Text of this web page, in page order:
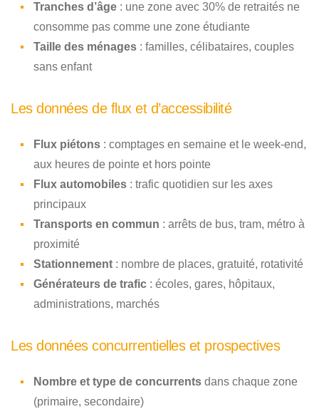
Tranches d’âge : une zone avec 30% de retraités ne
consomme pas comme une zone étudiante
Taille des ménages : familles, célibataires, couples
sans enfant
Les données de flux et d’accessibilité
Flux piétons : comptages en semaine et le week-end,
aux heures de pointe et hors pointe
Flux automobiles : trafic quotidien sur les axes
principaux
Transports en commun : arrêts de bus, tram, métro à
proximité
Stationnement : nombre de places, gratuité, rotativité
Générateurs de trafic : écoles, gares, hôpitaux,
administrations, marchés
Les données concurrentielles et prospectives
Nombre et type de concurrents dans chaque zone
(primaire, secondaire)